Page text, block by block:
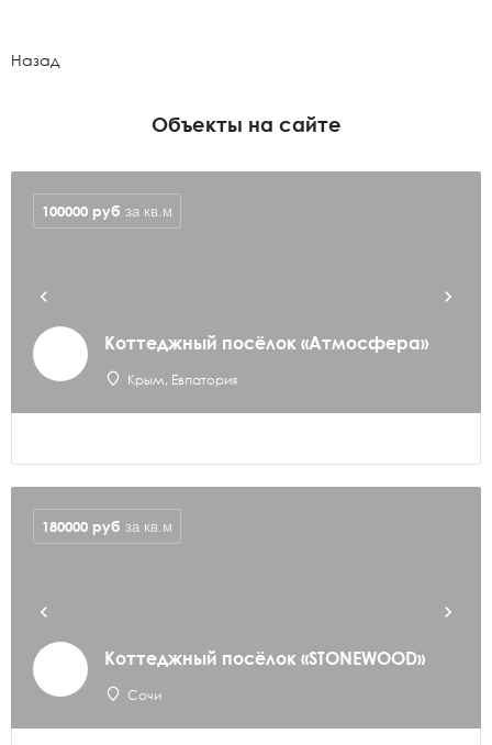
Назад
Объекты на сайте
Коттеджный посёлок «Атмосфера»
Крым, Евпатория
100000 руб за кв.м
Коттеджный посёлок «STONEWOOD»
Сочи
180000 руб за кв.м